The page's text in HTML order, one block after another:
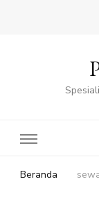
Beranda